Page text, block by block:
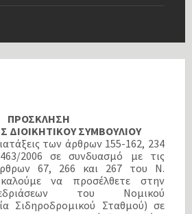
ΠΡΟΣΚΛΗΣΗ
ΔΙΟΙΚΗΤΙΚΟΥ ΣΥΜΒΟΥΛΙΟΥ
των άρθρων 155-162, 234
2006 σε συνδυασμό με τις
67, 266 και 267 του Ν.
να προσέλθετε στην
του Νομικού
Σιδηροδρομικού Σταθμού) σε